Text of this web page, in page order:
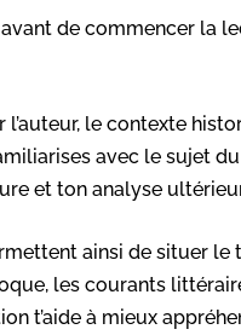
de commencer la
le contexte
avec le sujet
et ton analyse
ainsi de situer
les courants
t’aide à mieux